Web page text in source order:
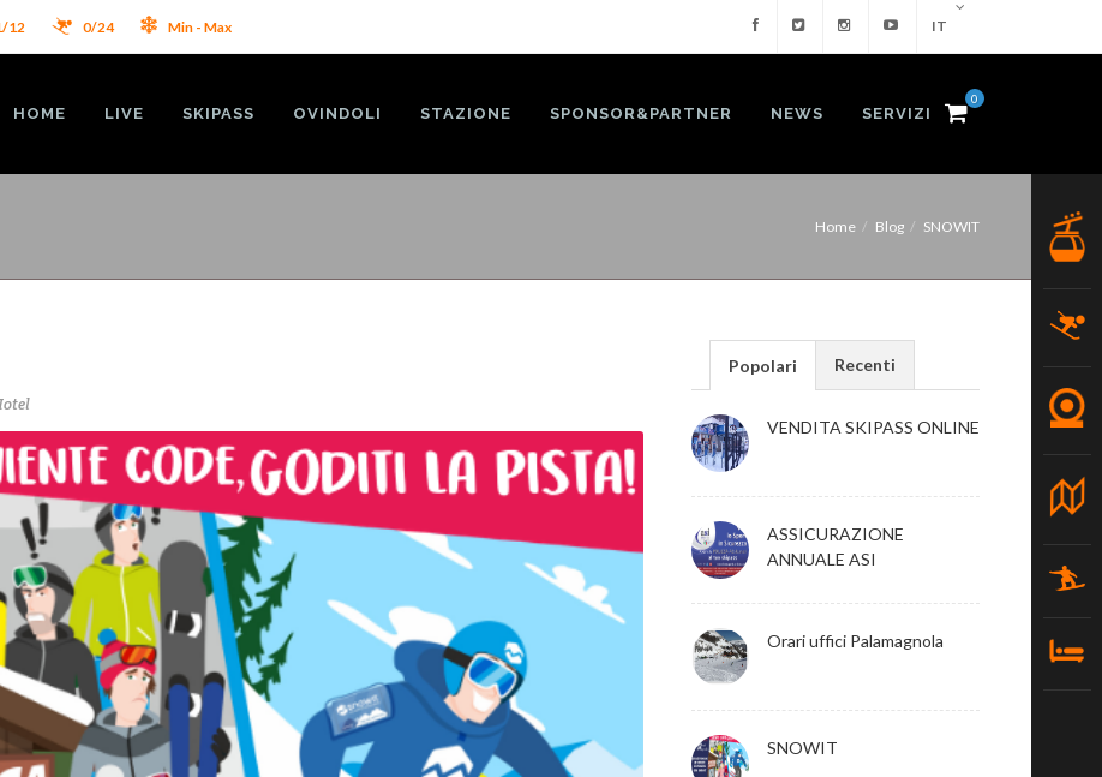
12 0/24 Min - Max IT
HOME LIVE SKIPASS OVINDOLI STAZIONE SPONSOR&PARTNER NEWS SERVIZI
0
Home Blog SNOWIT
Popolari Recenti
VENDITA SKIPASS ONLINE
ASSICURAZIONE
ANNUALE ASI
Orari uffici Palamagnola
SNOWIT